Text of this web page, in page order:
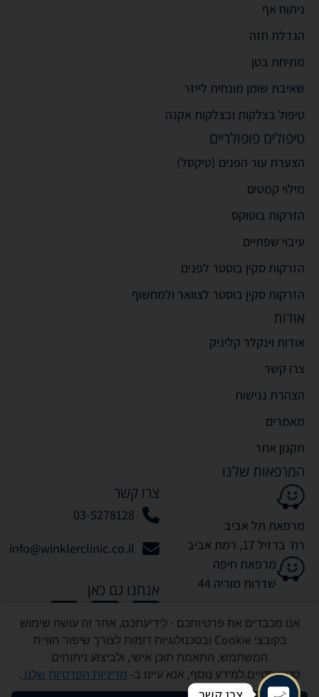
ניתוח אף
הגדלת חזה
מתיחת בטן
שאיבת שומן מונחית לייזר
טיפול בצלקות ובצלקות אקנה
טיפולים פופולריים
הצערת עור הפנים (טיקסל)
מילוי קמטים
הזרקות בוטוקס
עיבוי שפתיים
הזרקות סקין בוסטר לפנים
הזרקות סקין בוסטר לצוואר ולמחשוף
אודות
אודות וינקלר קליניק
צרו קשר
הצהרת נגישות
מאמרים
תקנון אתר
המרפאות שלנו
מרפאת תל אביב
רח׳ ברזיל 17, רמת אביב
מרפאת חיפה
שדרות מוריה 44
צרו קשר
03-5278128
info@winklerclinic.co.il
אנחנו גם כאן
כל הזכויות שמורות לוינקלר קליניק © 2026
אנו מכבדים את פרטיותכם - לידיעתכם, אתר זה עושה שימוש
בקובצי Cookie ובטכנולוגיות דומות לצורך שיפור חוויית
המשתמש, התאמת תוכן אישי, ולביצוע ניתוחים
סטטיסטיים.למידע נוסף, אנא עיינו ב- מדיניות הפרטיות שלנו .